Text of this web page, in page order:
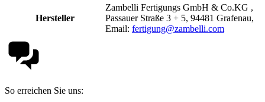
Hersteller
Zambelli Fertigungs GmbH & Co.KG ,
Passauer Straße 3 + 5, 94481 Grafenau,
Email: fertigung@zambelli.com
So erreichen Sie uns: